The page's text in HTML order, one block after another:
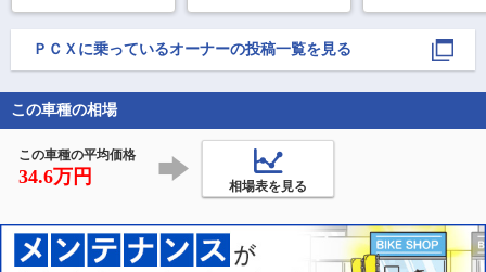
ますが、よろしくお願
今回はSNSお友達の
GROMくんと二人旅で
す！
柔らかくて大変美味し
かったです👍
後は山田養蜂場はち
ラスへ行きました
り、@81582 さん
違いましたが気づ
もらえず。今のバ
ＰＣＸ に乗っているオーナーの投稿一覧を見る
この車種の相場
この車種の平均価格
34.6万円 相場表を見る